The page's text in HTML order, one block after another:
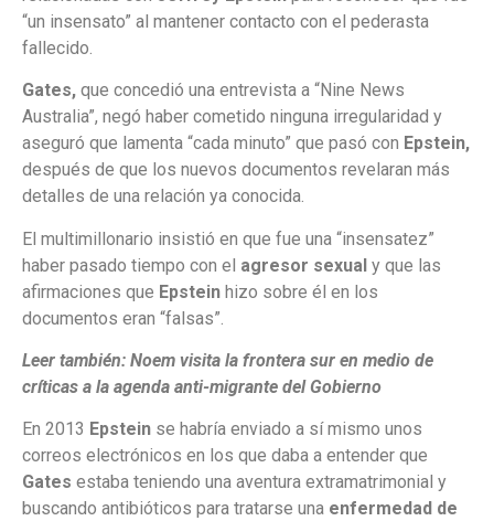
“un insensato” al mantener contacto con el pederasta
fallecido.
Gates, que concedió una entrevista a “Nine News
Australia”, negó haber cometido ninguna irregularidad y
aseguró que lamenta “cada minuto” que pasó con Epstein,
después de que los nuevos documentos revelaran más
detalles de una relación ya conocida.
El multimillonario insistió en que fue una “insensatez”
haber pasado tiempo con el agresor sexual y que las
afirmaciones que Epstein hizo sobre él en los
documentos eran “falsas”.
Leer también: Noem visita la frontera sur en medio de
críticas a la agenda anti-migrante del Gobierno
En 2013 Epstein se habría enviado a sí mismo unos
correos electrónicos en los que daba a entender que
Gates estaba teniendo una aventura extramatrimonial y
buscando antibióticos para tratarse una enfermedad de